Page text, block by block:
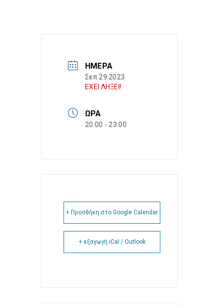
ΗΜΈΡΑ
Σεπ 29 2023
ΕΧΕΙ ΛΗΞΕΙ!
ΏΡΑ
20:00 - 23:00
+ Προσθήκη στο Google Calendar
+ εξαγωγή iCal / Outlook